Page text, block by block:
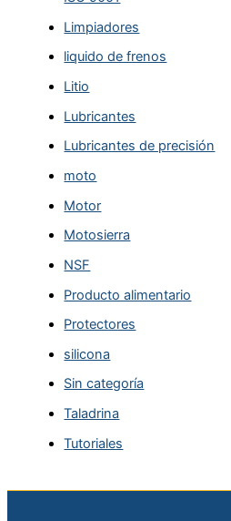
Limpiadores
liquido de frenos
Litio
Lubricantes
Lubricantes de precisión
moto
Motor
Motosierra
NSF
Producto alimentario
Protectores
silicona
Sin categoría
Taladrina
Tutoriales